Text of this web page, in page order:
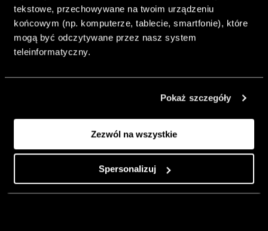
tekstowe, przechowywane na twoim urządzeniu
końcowym (np. komputerze, tablecie, smartfonie), które
mogą być odczytywane przez nasz system
teleinformatyczny.
Pokaż szczegóły
Zezwól na wszystkie
Spersonalizuj
& Living 40 "A
Yours. Dare to
craft as the
starting point for
interiors full of
character."